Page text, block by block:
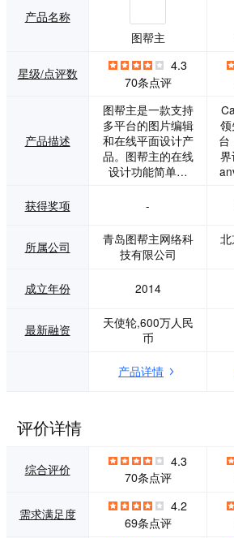
产品名称
图帮主
星级/点评数
4.3
70条点评
产品描述
图帮主是一款支持
多平台的图片编辑
和在线平面设计产
品。图帮主的在线
设计功能简单实
媒体、学生团体和
个体经营者的自助
平面设计需求。 用
提供的模板，只需
分钟便能轻松完成
一系列专业水准的
以云端储存管理、
台
界
可
获得奖项 -
所属公司
青岛图帮主网络科
技有限公司
成立年份 2014
最新融资
天使轮,600万人民
币
产品详情
评价详情
综合评价
4.3
70条点评
需求满足度
4.2
69条点评